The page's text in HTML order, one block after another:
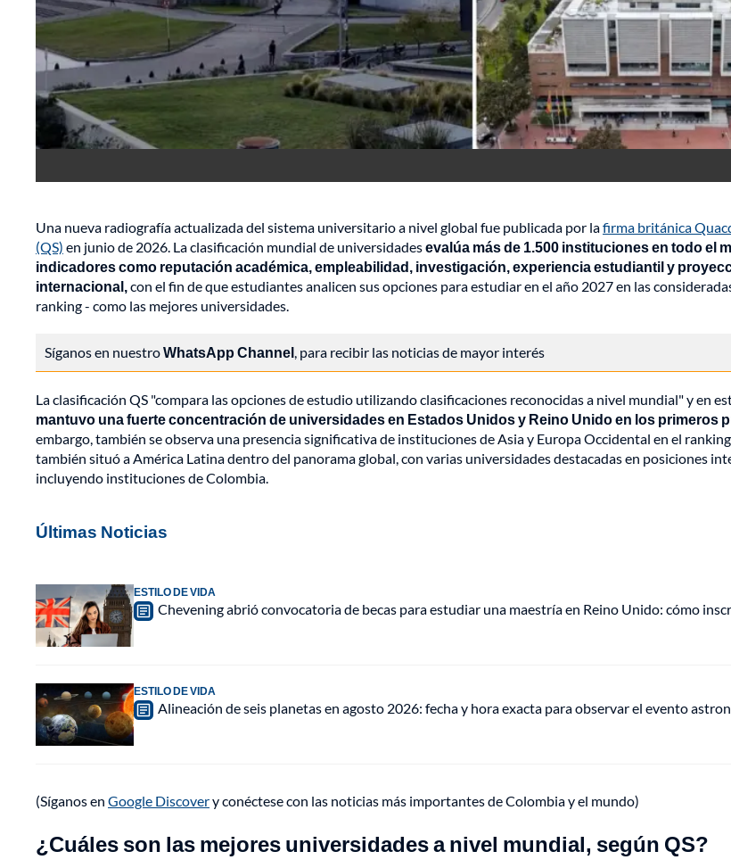
Una nueva radiografía actualizada del sistema universitario a nivel global fue publicada por lafirma británica
(QS) en junio de 2026. La clasificación mundial de universidadesevalúa más de 1.500 instituciones en todo el
indicadores como reputación académica, empleabilidad, investigación, experiencia estudiantil y
internacional,con el fin de que estudiantes analicen sus opciones para estudiar en el año 2027 en las
ranking - como las mejores universidades.
Síganos en nuestroWhatsApp Channel, para recibir las noticias de mayor interés
La clasificación QS "compara las opciones de estudio utilizando clasificaciones reconocidas a nivel mundial" y en
mantuvo una fuerte concentración de universidades en Estados Unidos y Reino Unido en los primeros
embargo, también se observa una presencia significativa de instituciones de Asia y Europa Occidental en el
también situó a América Latina dentro del panorama global, con varias universidades destacadas en posiciones
incluyendo instituciones de Colombia.
Últimas Noticias
ESTILO DE VIDA
Chevening abrió convocatoria de becas para estudiar una maestría en Reino Unido: cómo
ESTILO DE VIDA
Alineación de seis planetas en agosto 2026: fecha y hora exacta para observar el evento
(Síganos en Google Discovery conéctese con las noticias más importantes de Colombia y el mundo)
¿Cuáles son las mejores universidades a nivel mundial, según QS?